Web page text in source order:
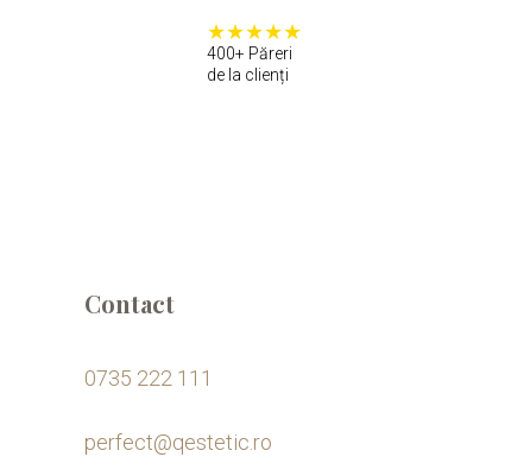
400+ Păreri
de la clienți
Contact
0735 222 111
perfect@qestetic.ro